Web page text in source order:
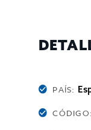
PAÍS:
CÓDIGO: